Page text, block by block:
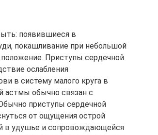
появившиеся в
покашливание при небольшой
положение. Приступы сердечной
ослабления
в систему малого круга в
астмы обычно связан с
приступы сердечной
от ощущения острой
в удушье и сопровождающейся